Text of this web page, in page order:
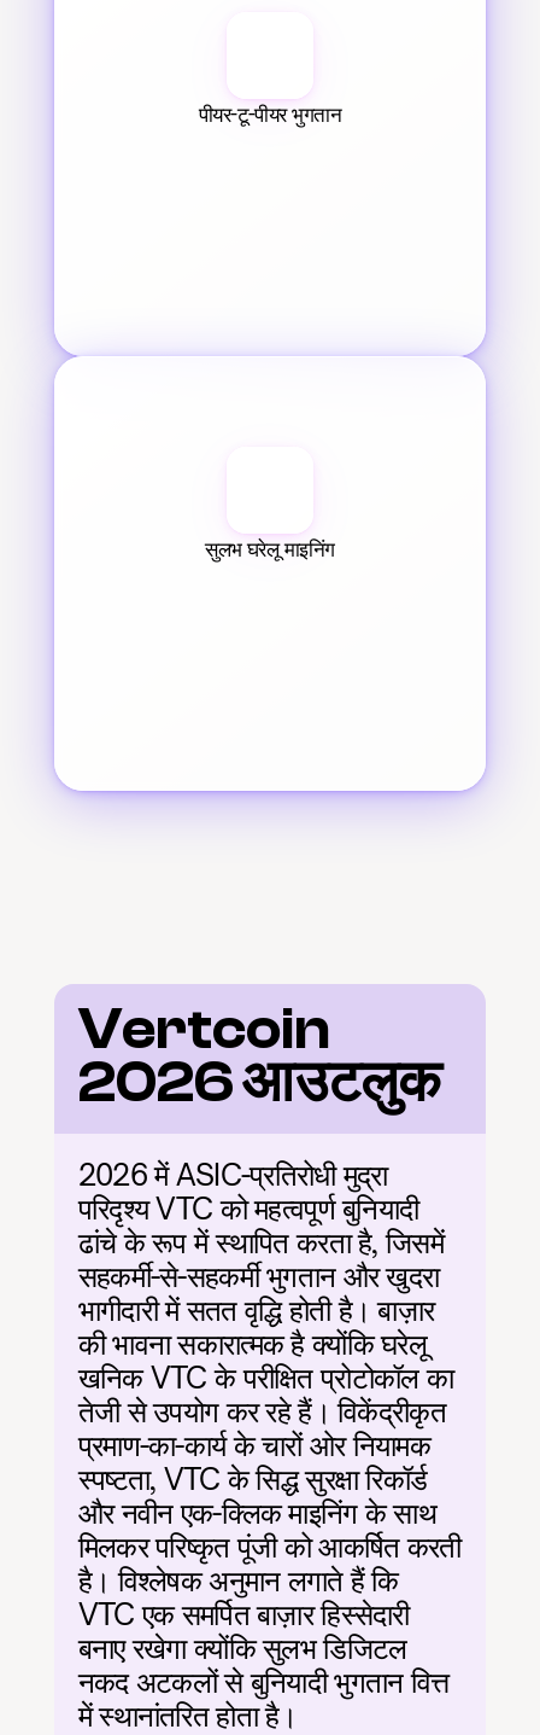
पीयर-टू-पीयर भुगतान
सुलभ घरेलू माइनिंग
Vertcoin
2026 आउटलुक
2026 में ASIC-प्रतिरोधी मुद्रा
परिदृश्य VTC को महत्वपूर्ण बुनियादी
ढांचे के रूप में स्थापित करता है, जिसमें
सहकर्मी-से-सहकर्मी भुगतान और खुदरा
भागीदारी में सतत वृद्धि होती है। बाज़ार
की भावना सकारात्मक है क्योंकि घरेलू
खनिक VTC के परीक्षित प्रोटोकॉल का
तेजी से उपयोग कर रहे हैं। विकेंद्रीकृत
प्रमाण-का-कार्य के चारों ओर नियामक
स्पष्टता, VTC के सिद्ध सुरक्षा रिकॉर्ड
और नवीन एक-क्लिक माइनिंग के साथ
मिलकर परिष्कृत पूंजी को आकर्षित करती
है। विश्लेषक अनुमान लगाते हैं कि
VTC एक समर्पित बाज़ार हिस्सेदारी
बनाए रखेगा क्योंकि सुलभ डिजिटल
नकद अटकलों से बुनियादी भुगतान वित्त
में स्थानांतरित होता है।